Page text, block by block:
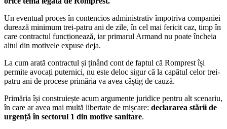
Un eventual proces în contencios administrativ împotriva companiei
durează minimum trei-patru ani de zile, în cel mai fericit caz, timp în
care contractul funcționează, iar primarul Armand nu poate încheia
altul din motivele expuse deja.
La cum arată contractul și ținând cont de faptul că Romprest își
permite avocați puternici, nu este deloc sigur că la capătul celor trei-
patru ani de procese primăria va avea câștig de cauză.
Primăria își construiește acum argumente juridice pentru alt scenariu,
în care ar avea mai multă libertate de mișcare: declararea stării de
urgență în sectorul 1 din motive sanitare.